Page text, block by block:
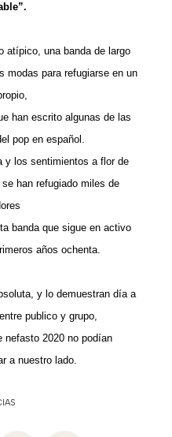
atípico, una banda de largo
modas para refugiarse en un
han escrito algunas de las
pop en español.
y los sentimientos a flor de
han refugiado miles de
banda que sigue en activo
años ochenta.
y lo demuestran día a
publico y grupo,
nefasto 2020 no podían
a nuestro lado.